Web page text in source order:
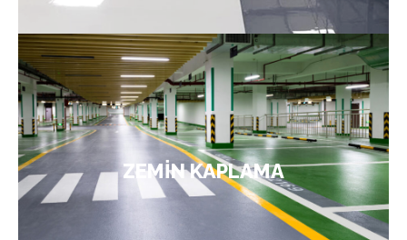
ZEMİN KAPLAMA
Zemin kaplama
boyaları her türlü asfalt, beton,
şap, helikopter beton, yüzey sertleştiricili beton,
parke taş, doğal taş, tuğla taş, vb. zeminlerde
rulo, fırça veya pistole ile kolaylıkla uygulanabilir.
Yüksek esneklik, mükemmel yapışma, aşınma ve
sürtünme direncine sahip olan bu ürün, UV
ışınlarından ve meteorolojik koşullardan